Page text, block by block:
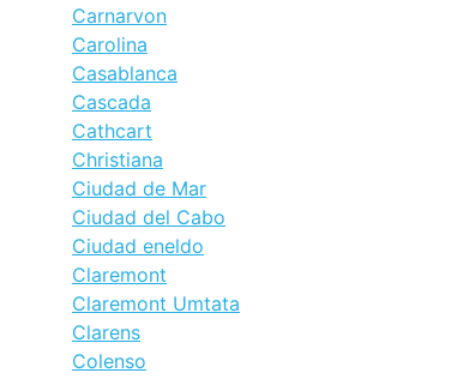
Carnarvon
Carolina
Casablanca
Cascada
Cathcart
Christiana
Ciudad de Mar
Ciudad del Cabo
Ciudad eneldo
Claremont
Claremont Umtata
Clarens
Colenso